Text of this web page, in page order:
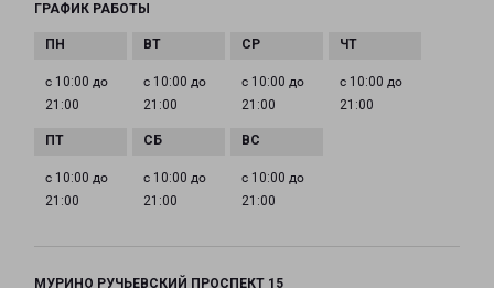
ГРАФИК РАБОТЫ
с 10:00 до
21:00
с 10:00 до
21:00
с 10:00 до
21:00
с 10:00 до
21:00
с 10:00 до
21:00
с 10:00 до
21:00
с 10:00 до
21:00
МУРИНО РУЧЬЕВСКИЙ ПРОСПЕКТ 15